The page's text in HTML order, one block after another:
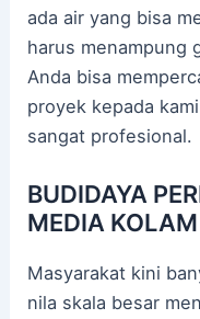
ada air yang bisa
harus menampung
Anda bisa
proyek kepada
sangat profesional.
BUDIDAYA
MEDIA
Masyarakat kini
nila skala besar